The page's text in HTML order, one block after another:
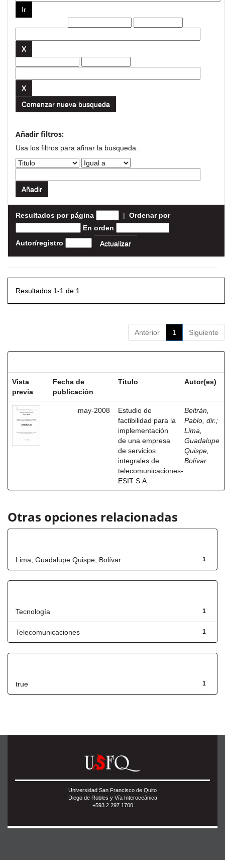
Comenzar nueva busqueda
Añadir filtros:
Usa los filtros para afinar la busqueda.
Resultados por página | Ordenar por
En orden
Autor/registro
Resultados 1-1 de 1.
Anterior 1 Siguiente
Vista
previa
Fecha de
publicación
Título Autor(es)
may-2008
Estudio de
factibilidad para la
implementación
de una empresa
de servicios
integrales de
telecomunicaciones-
ESIT S.A.
Beltrán,
Pablo, dir. ;
Lima,
Guadalupe
Quispe,
Bolívar
Otras opciones relacionadas
1
Lima, Guadalupe Quispe, Bolívar
1
Tecnología
1
Telecomunicaciones
1
true
Universidad San Francisco de Quito
Diego de Robles y Vía Interoceánica
+593 2 297 1700